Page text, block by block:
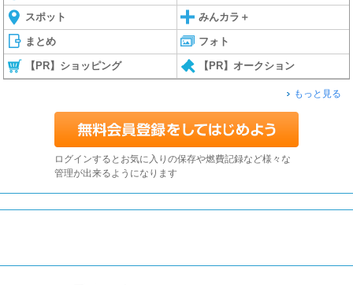
スポット みんカラ＋
まとめ フォト
【PR】ショッピング 【PR】オークション
もっと見る
ログインするとお気に入りの保存や燃費記録など様々な
管理が出来るようになります